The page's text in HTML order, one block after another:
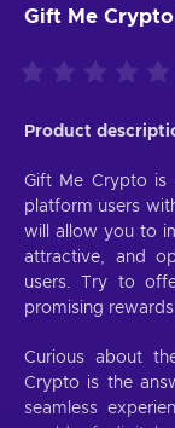
Gift Me
Product
Gift Me Crypto is
platform users
will allow you to
attractive, and
users. Try to
promising rewards.
Curious about
Crypto is the
seamless